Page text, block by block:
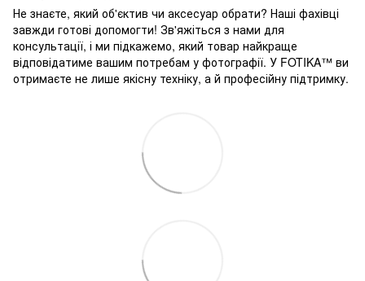
Не знаєте, який об'єктив чи аксесуар обрати? Наші фахівці
завжди готові допомогти! Зв'яжіться з нами для
консультації, і ми підкажемо, який товар найкраще
відповідатиме вашим потребам у фотографії. У FOTIKA™ ви
отримаєте не лише якісну техніку, а й професійну підтримку.